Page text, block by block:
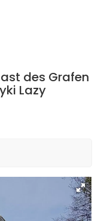
des Grafen
Lazy